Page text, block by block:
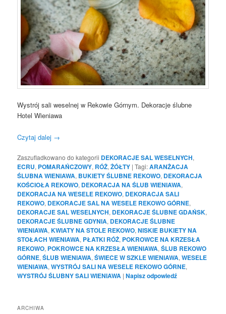
Wystrój sali weselnej w Rekowie Górnym. Dekoracje ślubne
Hotel Wieniawa
Czytaj dalej →
Zaszufladkowano do kategorii DEKORACJE SAL WESELNYCH,
ECRU, POMARAŃCZOWY, RÓŻ,ŻÓŁTY |Tagi:ARANŻACJA
ŚLUBNA WIENIAWA, BUKIETY ŚLUBNE REKOWO, DEKORACJA
KOŚCIOŁA REKOWO, DEKORACJA NA ŚLUB WIENIAWA,
DEKORACJA NA WESELE REKOWO, DEKORACJA SALI
REKOWO, DEKORACJE SAL NA WESELE REKOWO GÓRNE,
DEKORACJE SAL WESELNYCH, DEKORACJE ŚLUBNE GDAŃSK,
DEKORACJE ŚLUBNE GDYNIA, DEKORACJE ŚLUBNE
WIENIAWA,KWIATY NA STOLE REKOWO,NISKIE BUKIETY NA
STOŁACH WIENIAWA, PŁATKI RÓŻ, POKROWCE NA KRZESŁA
REKOWO, POKROWCE NA KRZESŁA WIENIAWA,ŚLUB REKOWO
GÓRNE,ŚLUB WIENIAWA,ŚWIECE W SZKLE WIENIAWA,WESELE
WIENIAWA,WYSTRÓJ SALI NA WESELE REKOWO GÓRNE,
WYSTRÓJ ŚLUBNY SALI WIENIAWA |Napisz odpowiedź
ARCHIWA